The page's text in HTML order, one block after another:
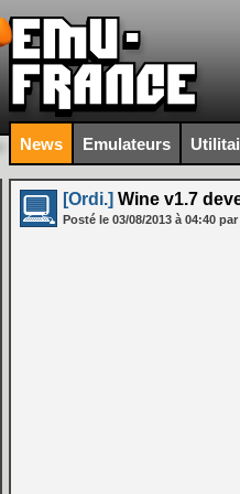
News Emulateurs
[Ordi.] Wine v1.7
Posté le 03/08/2013 à 04:40 par